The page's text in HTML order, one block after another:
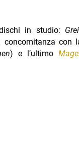
in studio:
concomitanza con
) e l’ultimo